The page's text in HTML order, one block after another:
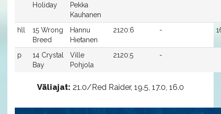
Holiday
Pekka
Kauhanen
hll
15 Wrong
Breed
Hannu
Hietanen
2120:6 -
p
14 Crystal
Bay
Ville
Pohjola
2120:5 -
Väliajat: 21.0/Red Raider, 19.5, 17.0, 16.0